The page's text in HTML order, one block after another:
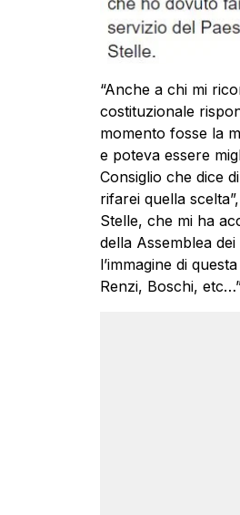
“Anche a chi mi
costituzionale
momento fosse la
e poteva essere
Consiglio che dice
rifarei quella
Stelle, che mi ha
della Assemblea
l’immagine di
Renzi, Boschi,